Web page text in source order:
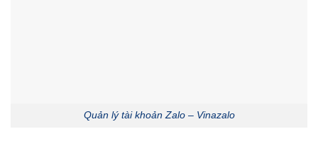
Quản lý tài khoản Zalo – Vinazalo